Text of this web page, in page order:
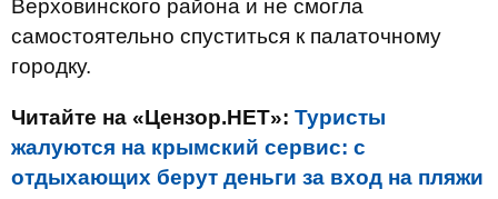
Верховинского района и не смогла
самостоятельно спуститься к палаточному
городку.
Читайте на «Цензор.НЕТ»: Туристы
жалуются на крымский сервис: с
отдыхающих берут деньги за вход на пляжи